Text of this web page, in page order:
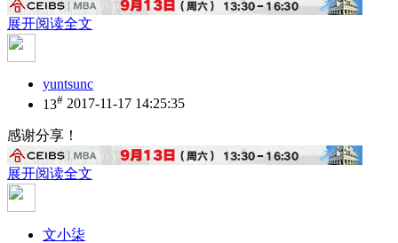
展开阅读全文
yuntsunc
13# 2017-11-17 14:25:35
感谢分享！
展开阅读全文
文小柒